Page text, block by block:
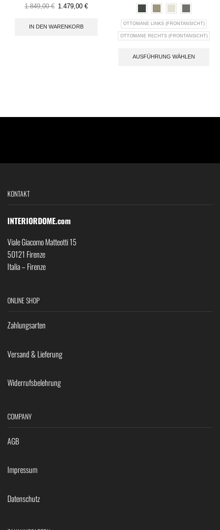
1.849,00€ 1.479,00 €
IN DEN WARENKORB
OTTOMANE LINKS (FRONTANSICHT)
OTTOMANE RECHTS (FRONTANSICHT)
AUSFÜHRUNG WÄHLEN
KONTAKT
INTERIORDOME.com
Viale Giacomo Matteotti 15
50121 Firenze
Italia – Firenze
ONLINE SHOP
Zahlungsarten
Versand & Lieferung
Widerrufsbelehrung
COMPANY
AGB
Impressum
Datenschutz